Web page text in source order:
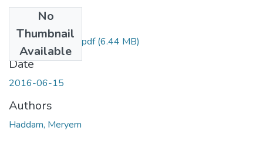
No
Thumbnail
Available
Salle_omnisports.pdf(6.44 MB)
Date
2016-06-15
Authors
Haddam, Meryem